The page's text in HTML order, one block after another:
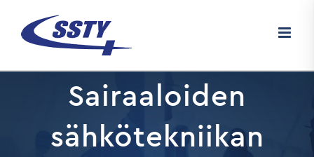
content
Sairaaloiden
sähkötekniikan